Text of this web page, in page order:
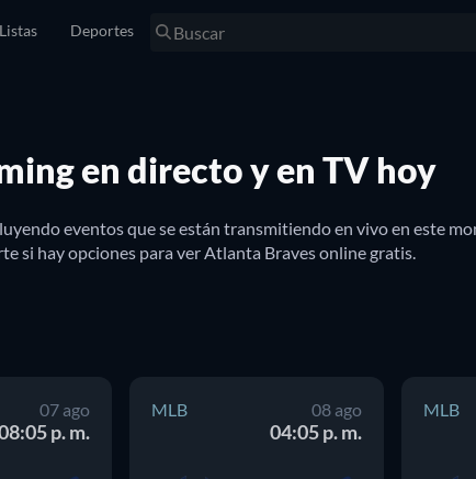
Listas Deportes
en directo y en TV hoy
eventos que se están transmitiendo en vivo en este
si hay opciones para ver Atlanta Braves online gratis.
07 ago
p. m.
MLB 08 ago
04:05 p. m.
MLB